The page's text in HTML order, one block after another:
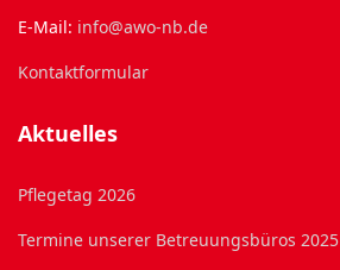
E-Mail: info@awo-nb.de
Kontaktformular
Aktuelles
Pflegetag 2026
Termine unserer Betreuungsbüros 2025